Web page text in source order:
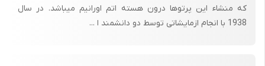
ویادداشت برداری استفاده شد.
ما با مراجعه به سایت های مختلف و انتخاب بهترین مطالب که قابل
که منشاء این پرتوها درون هسته اتم اورانیم میباشد. در سال
1938 با انجام ازمایشاتی توسط دو دانشمند ا ...